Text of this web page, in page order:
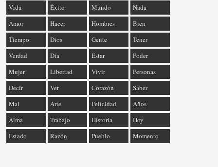
Vida Éxito Mundo
Nada
Amor
Hacer Hombres
Bien
Tiempo
Dios Gente
Tener
Verdad
Día Estar
Poder
Mujer
Libertad Vivir
Personas
Decir
Ver Corazón
Saber
Mal
Arte Felicidad
Años
Alma
Trabajo Historia
Hoy
Estado
Razón Pueblo Momento